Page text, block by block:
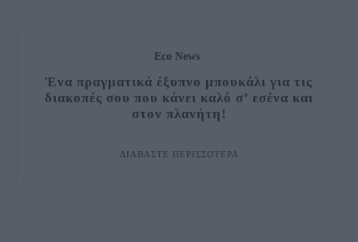
Eco News
Ένα πραγματικά έξυπνο μπουκάλι για τις
διακοπές σου που κάνει καλό σ’ εσένα και
στον πλανήτη!
ΔΙΑΒΆΣΤΕ ΠΕΡΙΣΣΌΤΕΡΑ